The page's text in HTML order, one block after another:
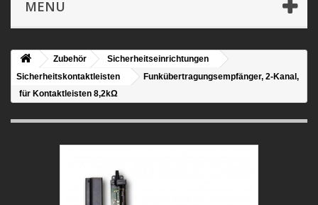
MENU
Zubehör
Sicherheitseinrichtungen
Sicherheitskontaktleisten
Funkübertragungsempfänger, 2-Kanal,
für Kontaktleisten 8,2kΩ